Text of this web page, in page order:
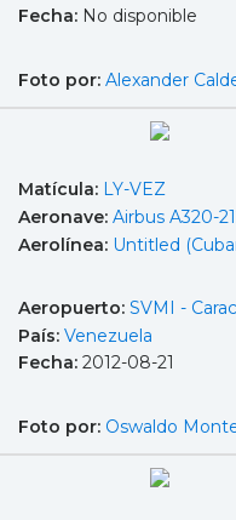
Fecha: No disponible
Foto por: Alexander
Matícula: LY-VEZ
Aeronave: Airbus A320-
Aerolínea: Untitled
Aeropuerto: SVMI -
País: Venezuela
Fecha: 2012-08-21
Foto por: Oswaldo